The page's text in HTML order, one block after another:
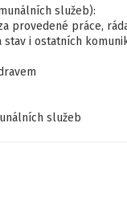
služeb):
provedené práce,
i ostatních
služeb